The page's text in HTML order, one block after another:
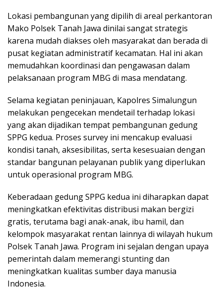
Lokasi pembangunan yang dipilih di areal perkantoran
Mako Polsek Tanah Jawa dinilai sangat strategis
karena mudah diakses oleh masyarakat dan berada di
pusat kegiatan administratif kecamatan. Hal ini akan
memudahkan koordinasi dan pengawasan dalam
pelaksanaan program MBG di masa mendatang.
Selama kegiatan peninjauan, Kapolres Simalungun
melakukan pengecekan mendetail terhadap lokasi
yang akan dijadikan tempat pembangunan gedung
SPPG kedua. Proses survey ini mencakup evaluasi
kondisi tanah, aksesibilitas, serta kesesuaian dengan
standar bangunan pelayanan publik yang diperlukan
untuk operasional program MBG.
Keberadaan gedung SPPG kedua ini diharapkan dapat
meningkatkan efektivitas distribusi makan bergizi
gratis, terutama bagi anak-anak, ibu hamil, dan
kelompok masyarakat rentan lainnya di wilayah hukum
Polsek Tanah Jawa. Program ini sejalan dengan upaya
pemerintah dalam memerangi stunting dan
meningkatkan kualitas sumber daya manusia
Indonesia.